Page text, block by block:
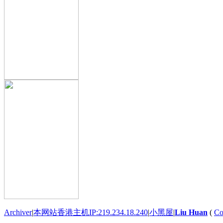
Archiver|本网站香港主机IP:219.234.18.240|小黑屋|Liu Huan (